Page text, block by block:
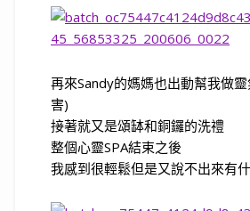
再來Sandy的媽媽也出動幫我做
害)
接著就又是頌缽和銅鑼的洗禮
整個心靈SPA結束之後
我感到很輕鬆但是又說不出來有